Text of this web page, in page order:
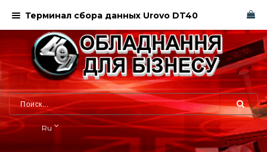
Ru
Терминал сбора данных Urovo DT40